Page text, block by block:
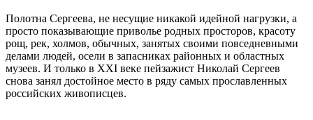
Полотна Сергеева, не несущие никакой идейной нагрузки, а
просто показывающие приволье родных просторов, красоту
рощ, рек, холмов, обычных, занятых своими повседневными
делами людей, осели в запасниках районных и областных
музеев. И только в XXI веке пейзажист Николай Сергеев
снова занял достойное место в ряду самых прославленных
российских живописцев.